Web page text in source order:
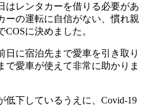
はレンタカーを借りる必要があ
ーの運転に自信がない、慣れ親
に決めました。
日に宿泊先まで愛車を引き取り
で愛車が使えて非常に助かりま
低下しているうえに、Covid-19